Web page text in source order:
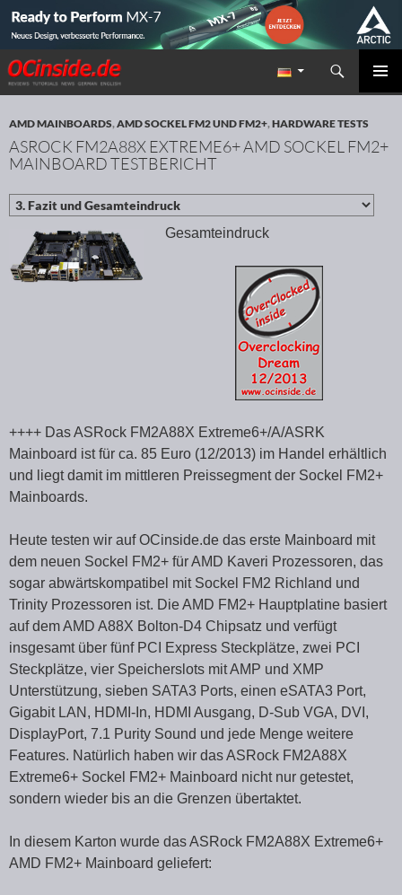
Redaktion ocinside.de PC Hardware Portal
Suchen
ZUM INHALT SPRINGEN
AMD MAINBOARDS,AMD SOCKEL FM2 UND FM2+,HARDWARE TESTS
ASROCK FM2A88X EXTREME6+ AMD SOCKEL FM2+
MAINBOARD TESTBERICHT
Gesamteindruck
++++ Das ASRock FM2A88X Extreme6+/A/ASRK
Mainboard ist für ca. 85 Euro (12/2013) im Handel erhältlich
und liegt damit im mittleren Preissegment der Sockel FM2+
Mainboards.
Heute testen wir auf OCinside.de das erste Mainboard mit
dem neuen Sockel FM2+ für AMD Kaveri Prozessoren, das
sogar abwärtskompatibel mit Sockel FM2 Richland und
Trinity Prozessoren ist. Die AMD FM2+ Hauptplatine basiert
auf dem AMD A88X Bolton-D4 Chipsatz und verfügt
insgesamt über fünf PCI Express Steckplätze, zwei PCI
Steckplätze, vier Speicherslots mit AMP und XMP
Unterstützung, sieben SATA3 Ports, einen eSATA3 Port,
Gigabit LAN, HDMI-In, HDMI Ausgang, D-Sub VGA, DVI,
DisplayPort, 7.1 Purity Sound und jede Menge weitere
Features. Natürlich haben wir das ASRock FM2A88X
Extreme6+ Sockel FM2+ Mainboard nicht nur getestet,
sondern wieder bis an die Grenzen übertaktet.
In diesem Karton wurde das ASRock FM2A88X Extreme6+
AMD FM2+ Mainboard geliefert: